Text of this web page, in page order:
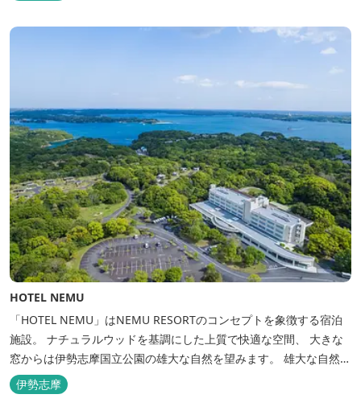
HOTEL NEMU
「HOTEL NEMU」はNEMU RESORTのコンセプトを象徴する宿泊
施設。 ナチュラルウッドを基調にした上質で快適な空間、 大きな
窓からは伊勢志摩国立公園の雄大な自然を望みます。 雄大な自然を
肌で感じるアクティビティや、食材にこだわった旬のお料理、この
地に湧き出る温泉… ここでしかできない「伊勢志摩の恵みあふれ
伊勢志摩